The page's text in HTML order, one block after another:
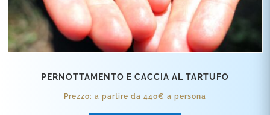
PERNOTTAMENTO E CACCIA AL TARTUFO
Prezzo: a partire da 440€ a persona